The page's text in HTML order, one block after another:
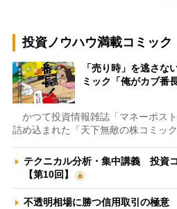
投資ノウハウ満載コミック
「売り時」を逃さ
ミック「俺がカブ番
かつて投資情報雑誌「マネーポス
詰め込まれた「天下無敵の株コミッ
テクニカル分析・集中講義 投資
【第10回】
不透明相場に勝つ信用取引の極